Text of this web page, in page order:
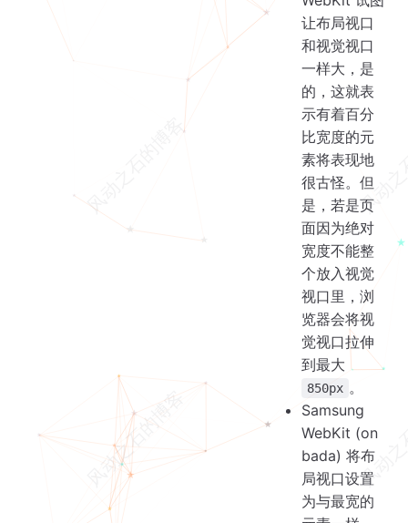
让布局视口
和视觉视口
一样大，是
的，这就表
示有着百分
比宽度的元
素将表现地
很古怪。但
是，若是页
面因为绝对
宽度不能整
个放入视觉
视口里，浏
览器会将视
觉视口拉伸
到最大
850px 。
Samsung
WebKit (on
bada) 将布
局视口设置
为与最宽的